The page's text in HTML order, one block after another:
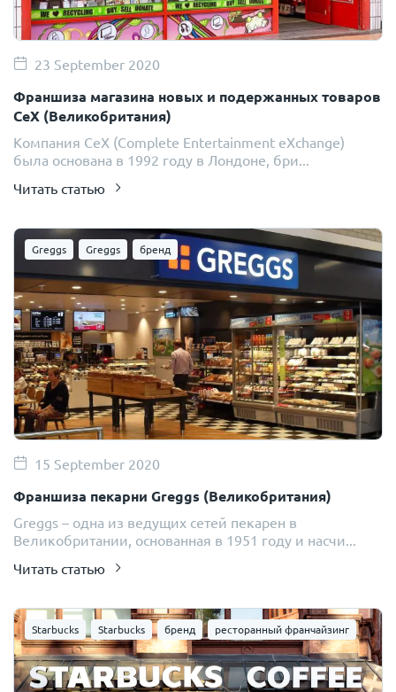
23 September 2020
Франшиза магазина новых и подержанных товаров
CeX (Великобритания)
Компания CeX (Complete Entertainment eXchange)
была основана в 1992 году в Лондоне, бри...
Читать статью
Greggs Greggs бренд
15 September 2020
Франшиза пекарни Greggs (Великобритания)
Greggs – одна из ведущих сетей пекарен в
Великобритании, основанная в 1951 году и насчи...
Читать статью
Starbucks Starbucks бренд ресторанный франчайзинг